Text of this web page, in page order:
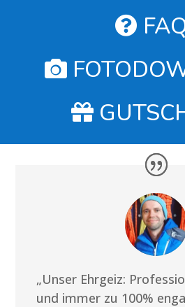
„Unser Ehrgeiz:
und immer zu 100%